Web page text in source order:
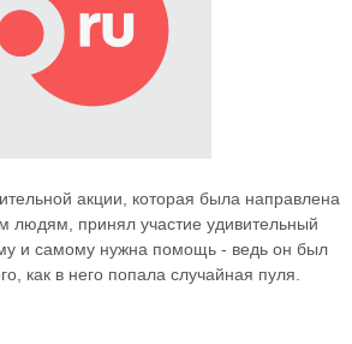
акции, которая была направлена
принял участие удивительный
и самому нужна помощь - ведь он был
как в него попала случайная пуля.